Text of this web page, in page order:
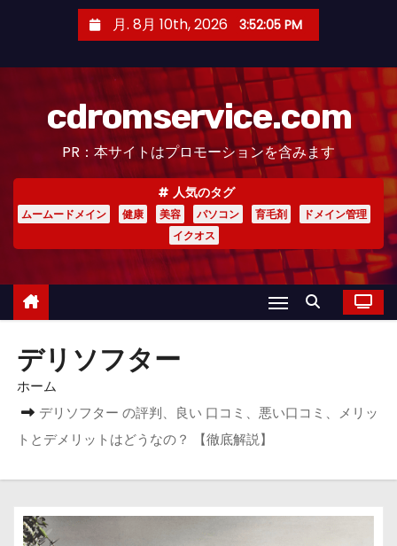
月. 8月 10th, 2026 3:52:06 PM
cdromservice.com
PR：本サイトはプロモーションを含みます
人気のタグ
ムームードメイン 健康 美容 パソコン 育毛剤
ドメイン管理
イクオス
デリソフター
ホーム
デリソフター の評判、良い 口コミ、悪い口コミ、メリッ
トとデメリットはどうなの？ 【徹底解説】